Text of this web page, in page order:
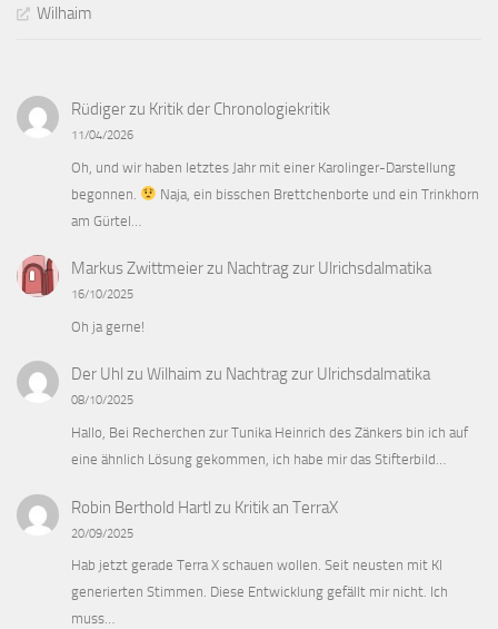
Wilhaim
Rüdigerzu Kritik der Chronologiekritik
11/04/2026
Oh, und wir haben letztes Jahr mit einer Karolinger-Darstellung
begonnen.
Naja, ein bisschen Brettchenborte und ein Trinkhorn
am Gürtel…
Markus Zwittmeierzu Nachtrag zur Ulrichsdalmatika
16/10/2025
Oh ja gerne!
Der Uhl zu Wilhaim zu Nachtrag zur Ulrichsdalmatika
08/10/2025
Hallo, Bei Recherchen zur Tunika Heinrich des Zänkers bin ich auf
eine ähnlich Lösung gekommen, ich habe mir das Stifterbild…
Robin Berthold Hartl zu Kritik an TerraX
20/09/2025
Hab jetzt gerade Terra X schauen wollen. Seit neusten mit KI
generierten Stimmen. Diese Entwicklung gefällt mir nicht. Ich
muss…